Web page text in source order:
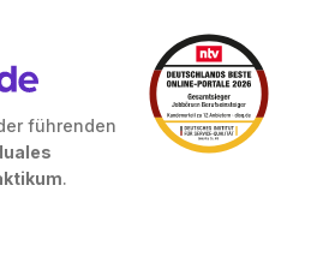
führenden
.